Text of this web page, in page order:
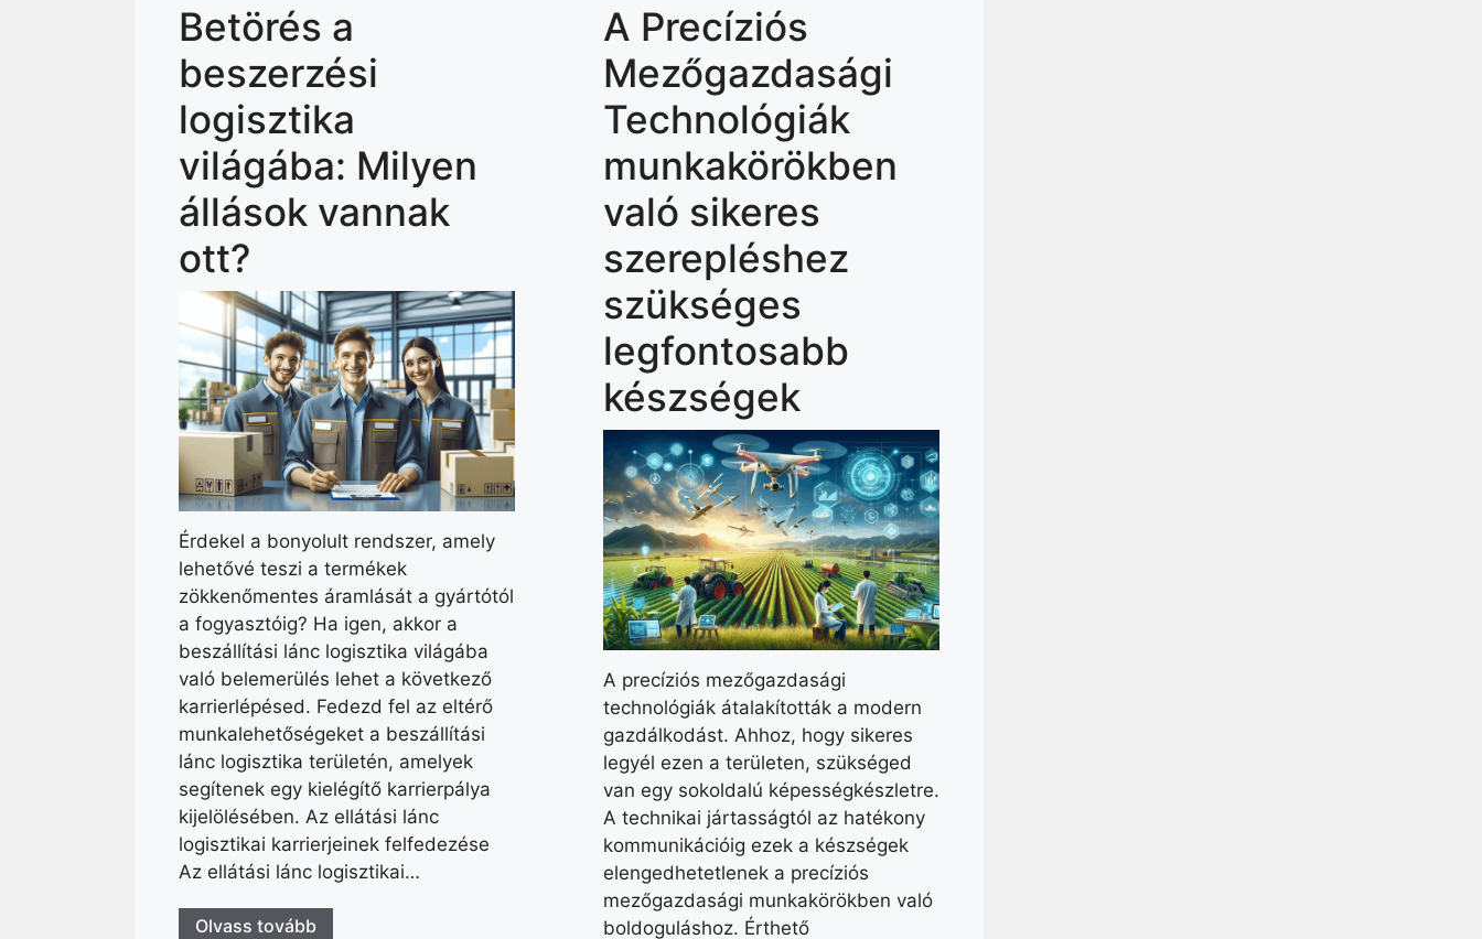
Betörés a
beszerzési
logisztika
világába: Milyen
állások vannak
ott?
Érdekel a bonyolult rendszer, amely
lehetővé teszi a termékek
zökkenőmentes áramlását a gyártótól
a fogyasztóig? Ha igen, akkor a
beszállítási lánc logisztika világába
való belemerülés lehet a következő
karrierlépésed. Fedezd fel az eltérő
munkalehetőségeket a beszállítási
lánc logisztika területén, amelyek
segítenek egy kielégítő karrierpálya
kijelölésében. Az ellátási lánc
logisztikai karrierjeinek felfedezése
Az ellátási lánc logisztikai…
Olvass tovább
A Precíziós
Mezőgazdasági
Technológiák
munkakörökben
való sikeres
szerepléshez
szükséges
legfontosabb
készségek
A precíziós mezőgazdasági
technológiák átalakították a modern
gazdálkodást. Ahhoz, hogy sikeres
legyél ezen a területen, szükséged
van egy sokoldalú képességkészletre.
A technikai jártasságtól az hatékony
kommunikációig ezek a készségek
elengedhetetlenek a precíziós
mezőgazdasági munkakörökben való
boldoguláshoz. Érthető